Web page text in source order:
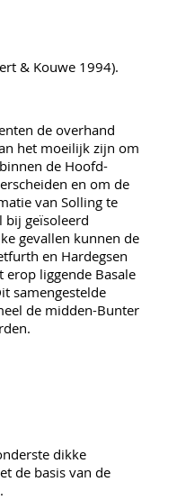
& Kouwe 1994).
de overhand
het moeilijk zijn om
de Hoofd-
en om de
van Solling te
bij geïsoleerd
gevallen kunnen de
en Hardegsen
liggende Basale
samengestelde
de midden-Bunter
dikke
de basis van de